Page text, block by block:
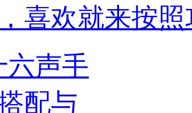
喜欢就来按